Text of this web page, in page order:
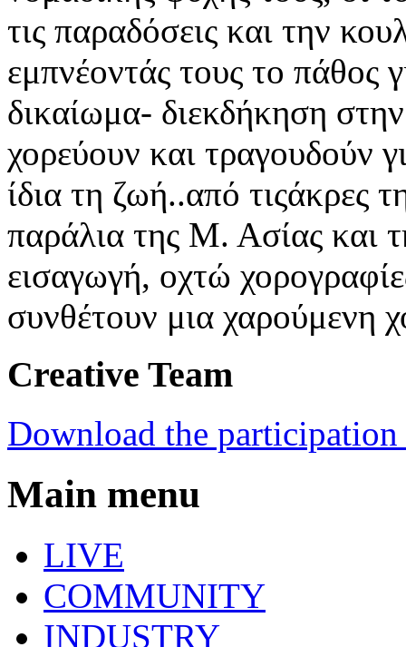
τις παραδόσεις και την
εμπνέοντάς τους το πάθος
δικαίωμα- διεκδήκηση
χορεύουν και τραγουδούν
ίδια τη ζωή..από τιςάκρες
παράλια της Μ. Ασίας και
εισαγωγή, οχτώ
συνθέτουν μια χαρούμενη
Creative Team
Download the
Main menu
LIVE
COMMUNITY
INDUSTRY